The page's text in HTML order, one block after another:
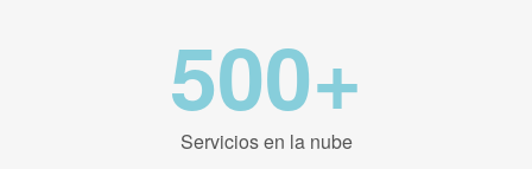
500+
Servicios en la nube